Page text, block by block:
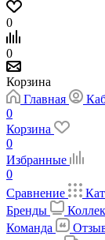
0
0
Корзина
Главная
0
Корзина
0
Избранные
0
Сравнение
Бренды
Команда